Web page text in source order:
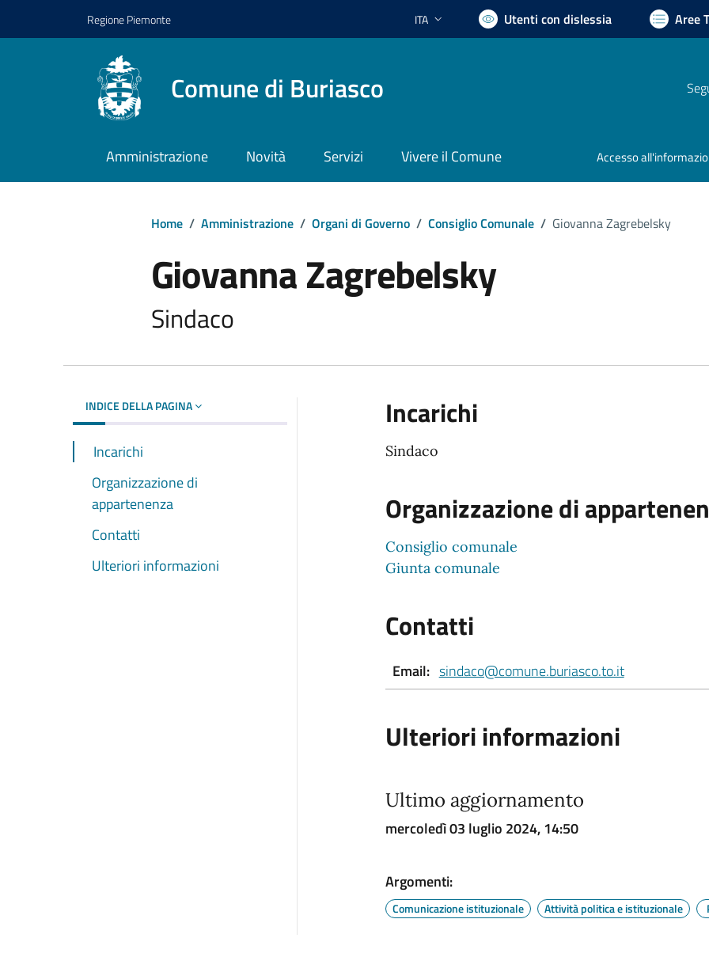
Regione Piemonte Lingua attiva:
ITA Utenti con dislessia Aree
Comune di Buriasco
Amministrazione Novità Servizi Vivere il Comune Accesso
Home / Amministrazione / Organi di Governo / Consiglio Comunale / Giovanna Zagrebelsky
Giovanna Zagrebelsky
Sindaco
INDICE DELLA PAGINA
Incarichi
Organizzazione di
appartenenza
Contatti
Ulteriori informazioni
Incarichi
Sindaco
Organizzazione di
Consiglio comunale
Giunta comunale
Contatti
Email: sindaco@comune.buriasco.to.it
Ulteriori informazioni
Ultimo aggiornamento
mercoledì 03 luglio 2024, 14:50
Argomenti:
Comunicazione istituzionale Attività politica e istituzionale